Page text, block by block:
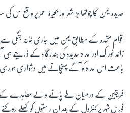
حدیدہ یمن کا چوتھا بڑا شہر اور بحیرۂ احمر پر واقع
زائد خوراک اور امداد حدیدہ کی بندرگاہ کے ذریعے
باعث اس امداد کو آگے پہنچانے میں دشواری ہو
فریقین کے درمیان طے پانے والے معاہدے کے
فورس شہر پر کنٹرول کے بعد ان راستوں کو کھلے